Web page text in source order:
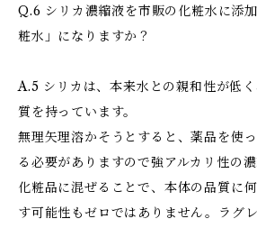
Q.6 シリカ濃縮液を市販の化粧水に添
粧水」になりますか？
A.5 シリカは、本来水との親和性が低
質を持っています。
無理矢理溶かそうとすると、薬品を使
る必要がありますので強アルカリ性の
化粧品に混ぜることで、本体の品質に
す可能性もゼロではありません。ラグ